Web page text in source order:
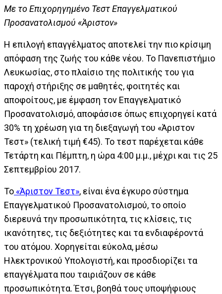
Με το Επιχορηγημένο Τεστ Επαγγελματικού
Προσανατολισμού «Άριστον»
Η επιλογή επαγγέλματος αποτελεί την πιο κρίσιμη
απόφαση της ζωής του κάθε νέου. Το Πανεπιστήμιο
Λευκωσίας, στo πλαίσιo της πολιτικής του για
παροχή στήριξης σε μαθητές, φοιτητές και
αποφοίτους, με έμφαση τον Επαγγελματικό
Προσανατολισμό, αποφάσισε όπως επιχορηγεί κατά
30% τη χρέωση για τη διεξαγωγή του «Άριστον
Τεστ» (τελική τιμή €45). Το τεστ παρέχεται κάθε
Τετάρτη και Πέμπτη, η ώρα 4:00 μ.μ., μέχρι και τις 25
Σεπτεμβρίου 2017.
Το «Άριστον Τεστ», είναι ένα έγκυρο σύστημα
Επαγγελματικού Προσανατολισμού, το οποίο
διερευνά την προσωπικότητα, τις κλίσεις, τις
ικανότητες, τις δεξιότητες και τα ενδιαφέροντά
του ατόμου. Χορηγείται εύκολα, μέσω
Ηλεκτρονικού Υπολογιστή, και προσδιορίζει τα
επαγγέλματα που ταιριάζουν σε κάθε
προσωπικότητα. Έτσι, βοηθά τους υποψήφιους